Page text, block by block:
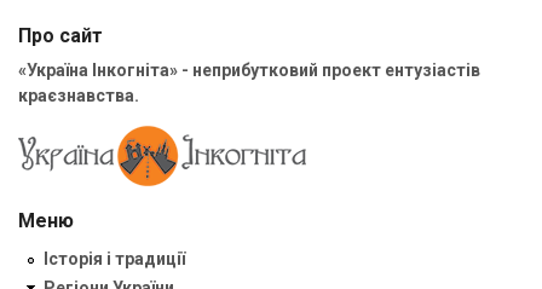
Про сайт
«Україна Інкогніта» - неприбутковий проект ентузіастів
краєзнавства.
Меню
Історія і традиції